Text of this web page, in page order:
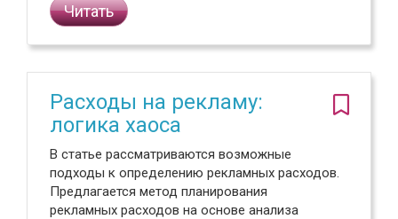
Читать
Расходы на рекламу:
логика хаоса
В статье рассматриваются возможные
подходы к определению рекламных расходов.
Предлагается метод планирования
рекламных расходов на основе анализа